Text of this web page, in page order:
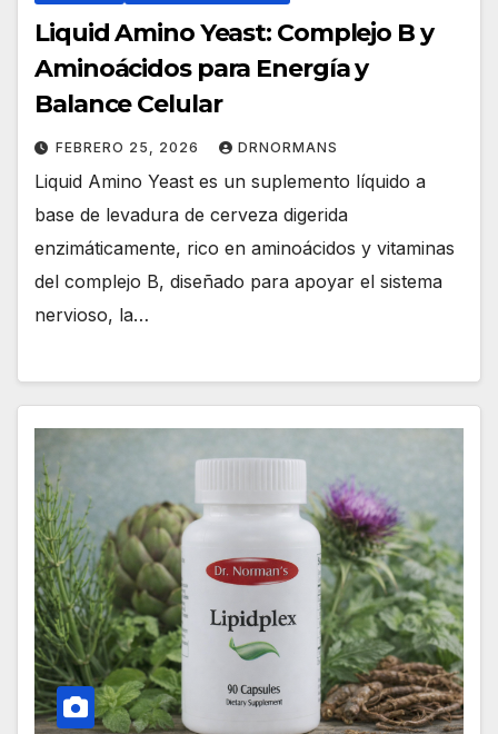
Liquid Amino Yeast: Complejo B y
Aminoácidos para Energía y
Balance Celular
FEBRERO 25, 2026 DRNORMANS
Liquid Amino Yeast es un suplemento líquido a
base de levadura de cerveza digerida
enzimáticamente, rico en aminoácidos y vitaminas
del complejo B, diseñado para apoyar el sistema
nervioso, la…